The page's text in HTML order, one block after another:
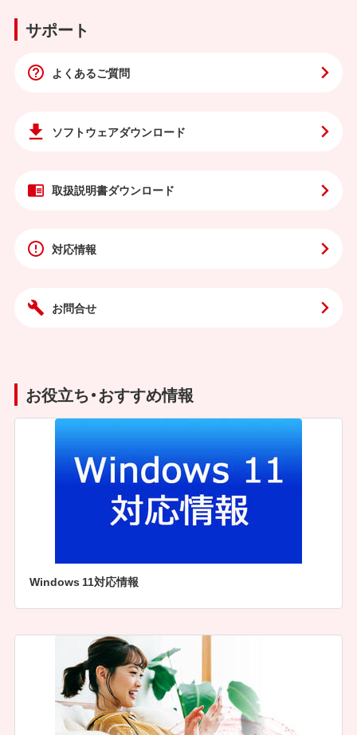
サポート
よくあるご質問
ソフトウェアダウンロード
取扱説明書ダウンロード
対応情報
お問合せ
お役立ち・おすすめ情報
Windows 11対応情報